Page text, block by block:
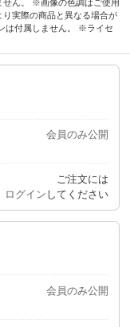
せん。 ※画像の色調はご使用
実際の商品と異なる場合が
は付属しません。 ※ライセ
会員のみ公開
ご注文には
ログイン してください
会員のみ公開